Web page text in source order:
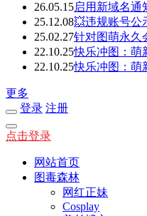
26.05.15启用新域名通
25.12.08💥违规账号公
25.02.27针对图萌永久
22.10.25快乐冲图：萌
22.10.25快乐冲图：萌
更多
登录 注册
点击登录
网站首页
图毒森林
网红正妹
Cosplay